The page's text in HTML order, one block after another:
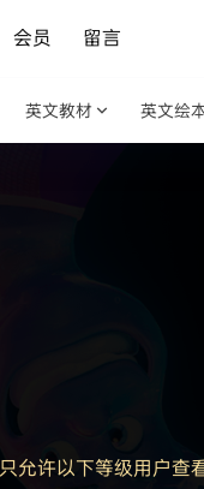
会员 留言
英文教材 英文绘
只允许以下等级用户查